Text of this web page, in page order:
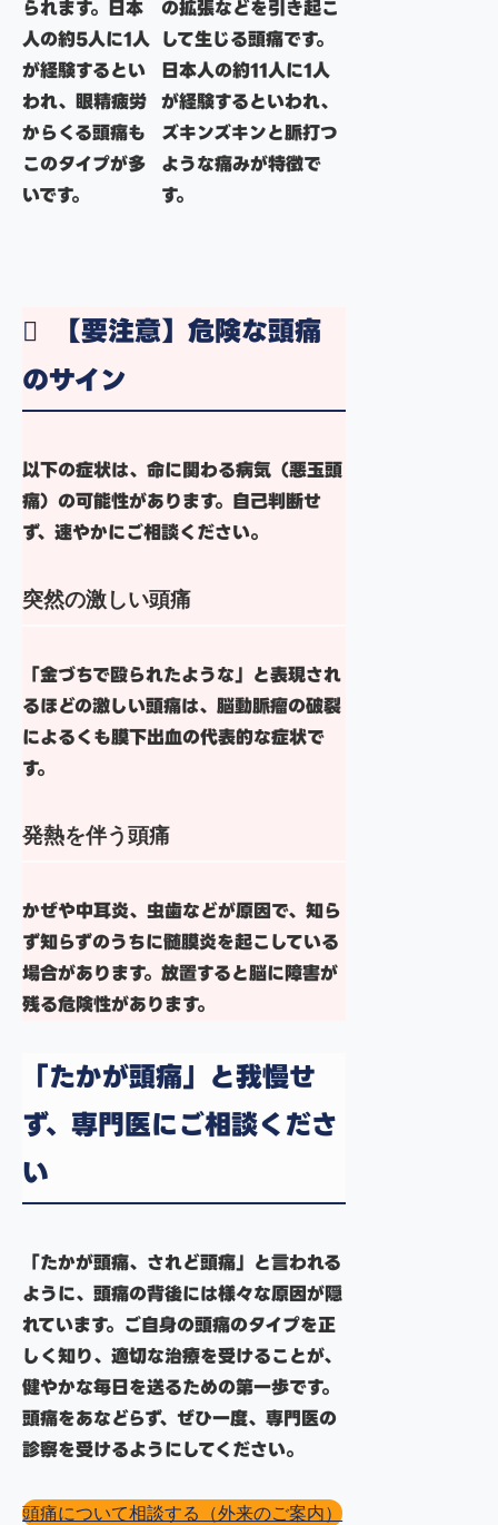
られます。日本
人の約5人に1人
が経験するとい
われ、眼精疲労
からくる頭痛も
このタイプが多
いです。
の拡張などを引き起こ
して生じる頭痛です。
日本人の約11人に1人
が経験するといわれ、
ズキンズキンと脈打つ
ような痛みが特徴で
す。
【要注意】危険な頭痛
のサイン
以下の症状は、命に関わる病気（悪玉頭
痛）の可能性があります。自己判断せ
ず、速やかにご相談ください。
突然の激しい頭痛
「金づちで殴られたような」と表現され
るほどの激しい頭痛は、脳動脈瘤の破裂
によるくも膜下出血の代表的な症状で
す。
発熱を伴う頭痛
かぜや中耳炎、虫歯などが原因で、知ら
ず知らずのうちに髄膜炎を起こしている
場合があります。放置すると脳に障害が
残る危険性があります。
「たかが頭痛」と我慢せ
ず、専門医にご相談くださ
い
「たかが頭痛、されど頭痛」と言われる
ように、頭痛の背後には様々な原因が隠
れています。ご自身の頭痛のタイプを正
しく知り、適切な治療を受けることが、
健やかな毎日を送るための第一歩です。
頭痛をあなどらず、ぜひ一度、専門医の
診察を受けるようにしてください。
頭痛について相談する（外来のご案内）